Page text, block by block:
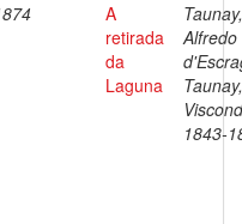
A
retirada
da
Laguna
Taunay,
Alfredo
Taunay,
1843-